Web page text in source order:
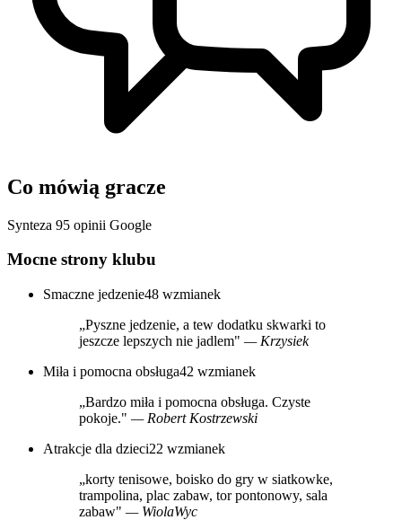
Co mówią gracze
Synteza 95 opinii Google
Mocne strony klubu
Smaczne jedzenie48 wzmianek
„Pyszne jedzenie, a tew dodatku skwarki to
jeszcze lepszych nie jadlem" — Krzysiek
Miła i pomocna obsługa42 wzmianek
„Bardzo miła i pomocna obsługa. Czyste
pokoje." — Robert Kostrzewski
Atrakcje dla dzieci22 wzmianek
„korty tenisowe, boisko do gry w siatkowke,
trampolina, plac zabaw, tor pontonowy, sala
zabaw" — WiolaWyc